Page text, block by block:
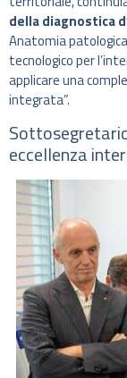
della diagnostica
Anatomia
tecnologico per
applicare una
integrata”.
eccellenza